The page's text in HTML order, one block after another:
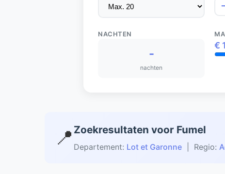
NACHTEN
-
nachten
€
📍 Zoekresultaten voor Fumel
Departement: Lot et Garonne | Regio: